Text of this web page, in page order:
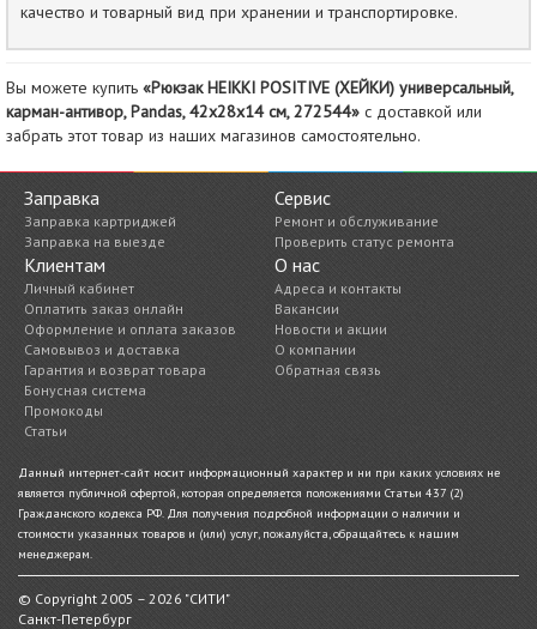
качество и товарный вид при хранении и транспортировке.
Вы можете купить «Рюкзак HEIKKI POSITIVE (ХЕЙКИ) универсальный,
карман-антивор, Pandas, 42х28х14 см, 272544» с доставкой или
забрать этот товар из наших магазинов самостоятельно.
Заправка
Заправка картриджей
Заправка на выезде
Сервис
Ремонт и обслуживание
Проверить статус ремонта
Клиентам
Личный кабинет
Оплатить заказ онлайн
Оформление и оплата заказов
Самовывоз и доставка
Гарантия и возврат товара
Бонусная система
Промокоды
Статьи
О нас
Адреса и контакты
Вакансии
Новости и акции
О компании
Обратная связь
Данный интернет-сайт носит информационный характер и ни при каких условиях не
является публичной офертой, которая определяется положениями Статьи 437 (2)
Гражданского кодекса РФ. Для получения подробной информации о наличии и
стоимости указанных товаров и (или) услуг, пожалуйста, обращайтесь к нашим
менеджерам.
© Copyright 2005 – 2026 "СИТИ"
Санкт-Петербург